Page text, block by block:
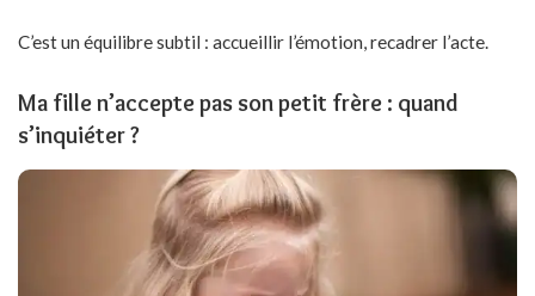
C’est un équilibre subtil : accueillir l’émotion, recadrer l’acte.
Ma fille n’accepte pas son petit frère : quand
s’inquiéter ?